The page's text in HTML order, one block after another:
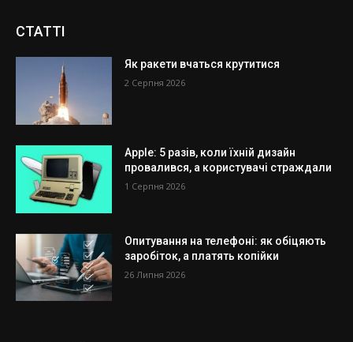
СТАТТІ
Як ракети вчаться крутитися
2 Серпня 2026
Apple: 5 разів, коли їхній дизайн
провалився, а користувачі страждали
1 Серпня 2026
Опитування на телефоні: як обіцяють
заробіток, а платять копійки
26 Липня 2026